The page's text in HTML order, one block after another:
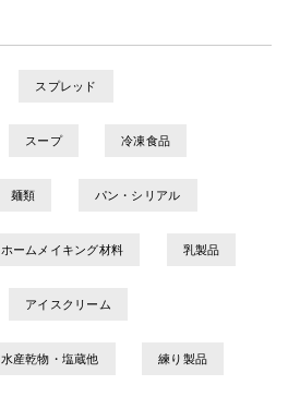
スプレッド
スープ 冷凍食品
麺類 パン・シリアル
ホームメイキング材料 乳製品
アイスクリーム
水産乾物・塩蔵他 練り製品